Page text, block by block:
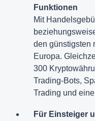
Funktionen
Mit
den günstigsten
Europa.
300
Trading-Bots,
Trading und
Für Einsteiger